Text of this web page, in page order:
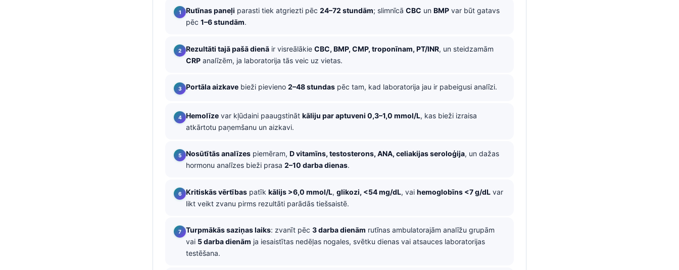
Rutīnas paneļi parasti tiek atgriezti pēc 24–72 stundām; slimnīcā CBC un BMP var būt gatavs
pēc 1–6 stundām.
Rezultāti tajā pašā dienā ir visreālākie CBC, BMP, CMP, troponīnam, PT/INR, un steidzamām
CRP analīzēm, ja laboratorija tās veic uz vietas.
Portāla aizkave bieži pievieno 2–48 stundas pēc tam, kad laboratorija jau ir pabeigusi analīzi.
Hemolīze var kļūdaini paaugstināt kāliju par aptuveni 0,3–1,0 mmol/L, kas bieži izraisa
atkārtotu paņemšanu un aizkavi.
Nosūtītās analīzes piemēram, D vitamīns, testosterons, ANA, celiakijas seroloģija, un dažas
hormonu analīzes bieži prasa 2–10 darba dienas.
Kritiskās vērtības patīk kālijs >6,0 mmol/L, glikozi, <54 mg/dL, vai hemoglobīns <7 g/dL var
likt veikt zvanu pirms rezultāti parādās tiešsaistē.
Turpmākās saziņas laiks: zvanīt pēc 3 darba dienām rutīnas ambulatorajām analīžu grupām
vai 5 darba dienām ja iesaistītas nedēļas nogales, svētku dienas vai atsauces laboratorijas
testēšana.